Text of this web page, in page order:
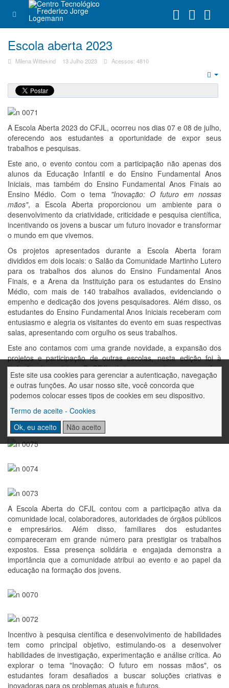
Este site usa cookies para gerenciar a autenticação, navegação
e outras funções. Ao usar nosso site, você concorda que
podemos colocar esses tipos de cookies em seu dispositivo.
Termo de aceite - Cookies
Ok, eu aceito
Não aceito
Escola aberta 2023
Milena Wittekind 13 Julho 2023 Acessos: 4810
A Escola Aberta 2023 do CFJL, ocorreu nos dias 07 e 08 de julho,
oferecendo aos estudantes a oportunidade de expor seus
trabalhos e pesquisas.
Este ano, o evento contou com a participação não apenas dos
alunos da Educação Infantil e do Ensino Fundamental Anos
Iniciais, mas também do Ensino Fundamental Anos Finais ao
Ensino Médio. Com o tema "Inovação: O futuro em nossas
mãos", a Escola Aberta proporcionou um ambiente para o
desenvolvimento da criatividade, criticidade e pesquisa científica,
incentivando os jovens a buscar um futuro inovador e transformar
o mundo em que vivemos.
Os projetos apresentados durante a Escola Aberta foram
divididos em dois locais: o Salão da Comunidade Martinho Lutero
para os trabalhos dos alunos do Ensino Fundamental Anos
Finais, e a Arena da Instituição para os estudantes do Ensino
Médio, com mais de 140 trabalhos avaliados, evidenciando o
empenho e dedicação dos jovens pesquisadores. Além disso, os
estudantes do Ensino Fundamental Anos Iniciais receberam com
entusiasmo e alegria os visitantes do evento em suas respectivas
salas, apresentando com orgulho os seus trabalhos.
Este ano contamos com uma grande novidade, a expansão dos
projetos e participação de outras escolas, nesta edição foi à
inclusão de projetos. O CFJL abriu suas portas para receber
trabalhos de estudantes da rede pública de Horizontina, como a
Escola Básica Dr. Mauricio Cardoso, Escola Básica Albino Fantin
e Escola Espírito Santo. Essa iniciativa fortaleceu os laços entre
as instituições de ensino e promoveu a troca de experiências e
conhecimentos entre os alunos.
A Escola Aberta do CFJL contou com a participação ativa da
comunidade local, colaboradores, autoridades de órgãos públicos
e empresários. Além disso, familiares dos estudantes
compareceram em grande número para prestigiar os trabalhos
expostos. Essa presença solidária e engajada demonstra a
importância que a comunidade atribui ao evento e ao papel da
educação na formação dos jovens.
Incentivo à pesquisa científica e desenvolvimento de habilidades
tem como principal objetivo, estimulando-os a desenvolver
habilidades de investigação, experimentação e análise crítica. Ao
explorar o tema "Inovação: O futuro em nossas mãos", os
estudantes foram desafiados a buscar soluções criativas e
inovadoras para os problemas atuais e futuros.